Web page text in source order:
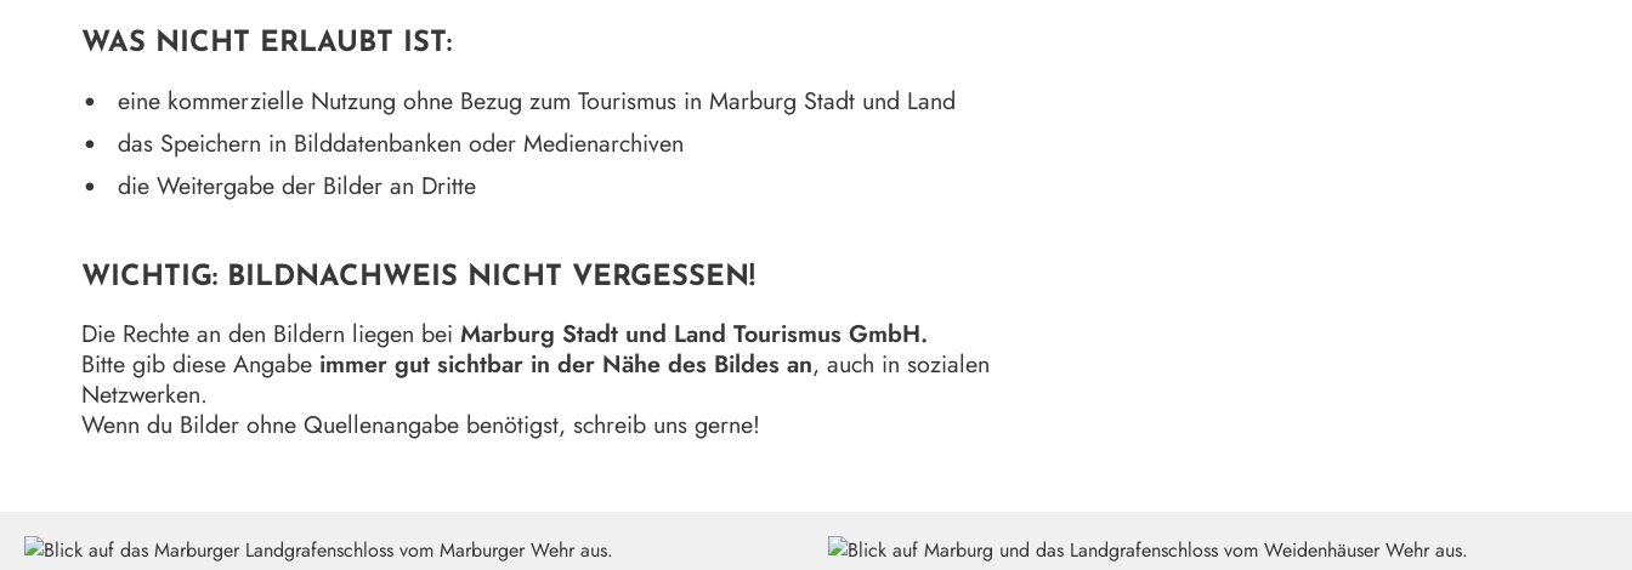
WAS NICHT ERLAUBT IST:
eine kommerzielle Nutzung ohne Bezug zum Tourismus in Marburg Stadt und Land
das Speichern in Bilddatenbanken oder Medienarchiven
die Weitergabe der Bilder an Dritte
WICHTIG: BILDNACHWEIS NICHT VERGESSEN!
Die Rechte an den Bildern liegen beiMarburg Stadt und Land Tourismus GmbH.
Bitte gib diese Angabe immer gut sichtbar in der Nähe des Bildes an, auch in sozialen
Netzwerken.
Wenn du Bilder ohne Quellenangabe benötigst, schreib uns gerne!